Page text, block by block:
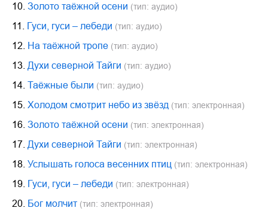
10. Золото таёжной осени (тип: аудио)
11. Гуси, гуси – лебеди (тип: аудио)
12. На таёжной тропе (тип: аудио)
13. Духи северной Тайги (тип: аудио)
14. Таёжные были (тип: аудио)
15. Холодом смотрит небо из звёзд (тип: электронная)
16. Золото таёжной осени (тип: электронная)
17. Духи северной Тайги (тип: электронная)
18. Услышать голоса весенних птиц (тип: электронная)
19. Гуси, гуси – лебеди (тип: электронная)
20. Бог молчит (тип: электронная)